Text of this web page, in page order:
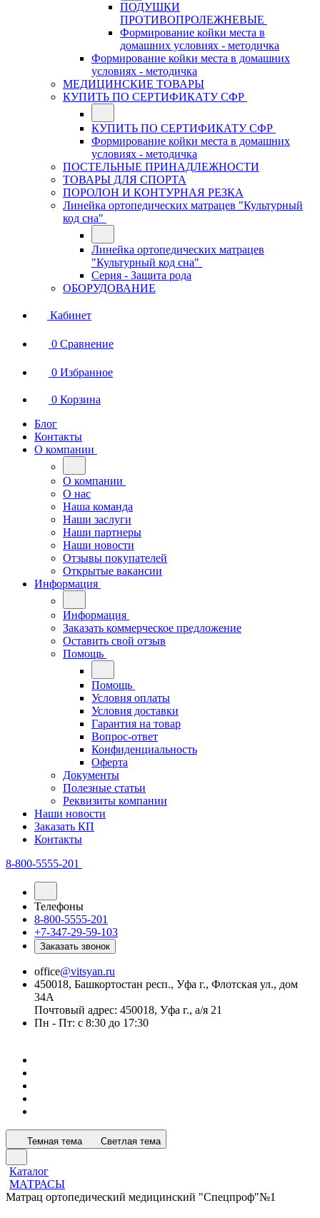
ПОДУШКИ
ПРОТИВОПРОЛЕЖНЕВЫЕ
Формирование койки места в
домашних условиях - методичка
Формирование койки места в домашних
условиях - методичка
МЕДИЦИНСКИЕ ТОВАРЫ
КУПИТЬ ПО СЕРТИФИКАТУ СФР
КУПИТЬ ПО СЕРТИФИКАТУ СФР
Формирование койки места в домашних
условиях - методичка
ПОСТЕЛЬНЫЕ ПРИНАДЛЕЖНОСТИ
ТОВАРЫ ДЛЯ СПОРТА
ПОРОЛОН И КОНТУРНАЯ РЕЗКА
Линейка ортопедических матрацев "Культурный
код сна"
Линейка ортопедических матрацев
"Культурный код сна"
Серия - Защита рода
ОБОРУДОВАНИЕ
Кабинет
0 Сравнение
0 Избранное
0 Корзина
Блог
Контакты
О компании
О компании
О нас
Наша команда
Наши заслуги
Наши партнеры
Наши новости
Отзывы покупателей
Открытые вакансии
Информация
Информация
Заказать коммерческое предложение
Оставить свой отзыв
Помощь
Помощь
Условия оплаты
Условия доставки
Гарантия на товар
Вопрос-ответ
Конфиденциальность
Оферта
Документы
Полезные статьи
Реквизиты компании
Наши новости
Заказать КП
Контакты
8-800-5555-201
Телефоны
8-800-5555-201
+7-347-29-59-103
Заказать звонок
office@vitsyan.ru
450018, Башкортостан респ., Уфа г., Флотская ул., дом
34А
Почтовый адрес: 450018, Уфа г., а/я 21
Пн - Пт: с 8:30 до 17:30
Темная тема Светлая тема
Каталог
МАТРАСЫ
Матрац ортопедический медицинский "Спецпроф"№1